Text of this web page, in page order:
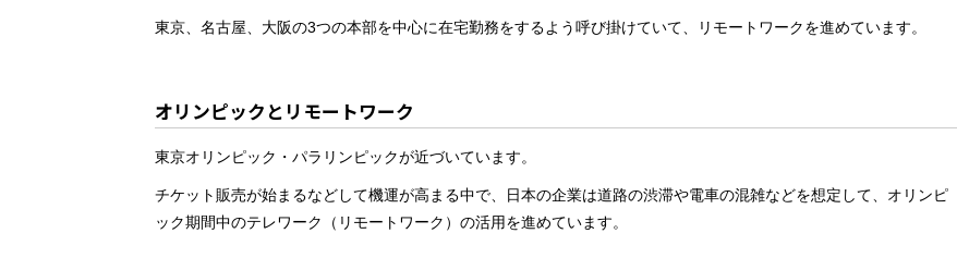
東京、名古屋、大阪の3つの本部を中心に在宅勤務をするよう呼び掛けていて、リモートワークを進めています。
オリンピックとリモートワーク
東京オリンピック・パラリンピックが近づいています。
チケット販売が始まるなどして機運が高まる中で、日本の企業は道路の渋滞や電車の混雑などを想定して、オリンピ
ック期間中のテレワーク（リモートワーク）の活用を進めています。